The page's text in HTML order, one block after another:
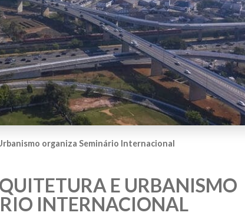
organiza Seminário Internacional
E URBANISMO
INTERNACIONAL